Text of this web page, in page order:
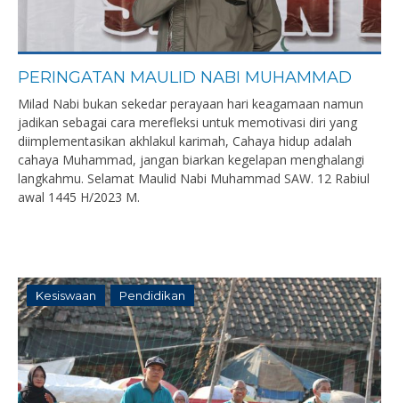
PERINGATAN MAULID NABI MUHAMMAD
Milad Nabi bukan sekedar perayaan hari keagamaan namun
jadikan sebagai cara merefleksi untuk memotivasi diri yang
diimplementasikan akhlakul karimah, Cahaya hidup adalah
cahaya Muhammad, jangan biarkan kegelapan menghalangi
langkahmu. Selamat Maulid Nabi Muhammad SAW. 12 Rabiul
awal 1445 H/2023 M.
Kesiswaan Pendidikan